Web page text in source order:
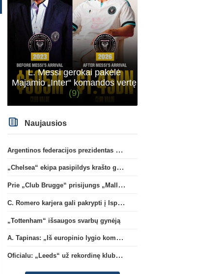
Konferencijų lyga
A. Tapinas: „Iš europinio lygio
komandos gavom gerų
pamokų“(5)
Oficialu: „Leeds“ už
klubui sumą įsigijo
rinktinės vartininką
L. Messi gerokai pakėlė
Majamio „Inter“ komandos vertę
(9)
Naujausios
Argentinos federacijos prezidentas C. Tapia negailėjo pagyrų G. Infantino
„Chelsea“ ekipa pasipildys krašto gynėju P. Chavarria
Prie „Club Brugge“ prisijungs „Mallorca“ klube atsiskleidęs J. Virgili
C. Romero karjera gali pakrypti į Ispaniją
„Tottenham“ išsaugos svarbų gynėją
A. Tapinas: „Iš europinio lygio komandos gavom gerų pamokų“
Oficialu: „Leeds“ už rekordinę klubui sumą įsigijo Anglijos rinktinės vartininką